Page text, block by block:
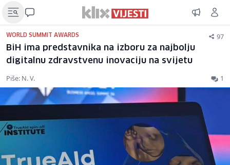
WORLD SUMMIT AWARDS 97
BiH ima predstavnika na izboru za najbolju
digitalnu zdravstvenu inovaciju na svijetu
Piše: N. V. 1